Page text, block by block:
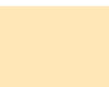
け
き込む！人事のた